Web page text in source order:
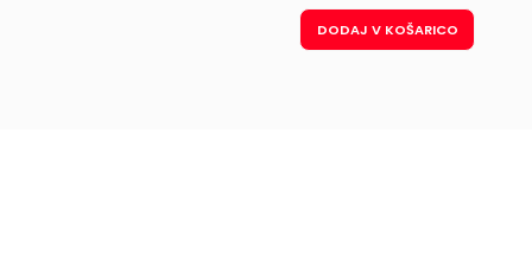
DODAJ V KOŠARICO